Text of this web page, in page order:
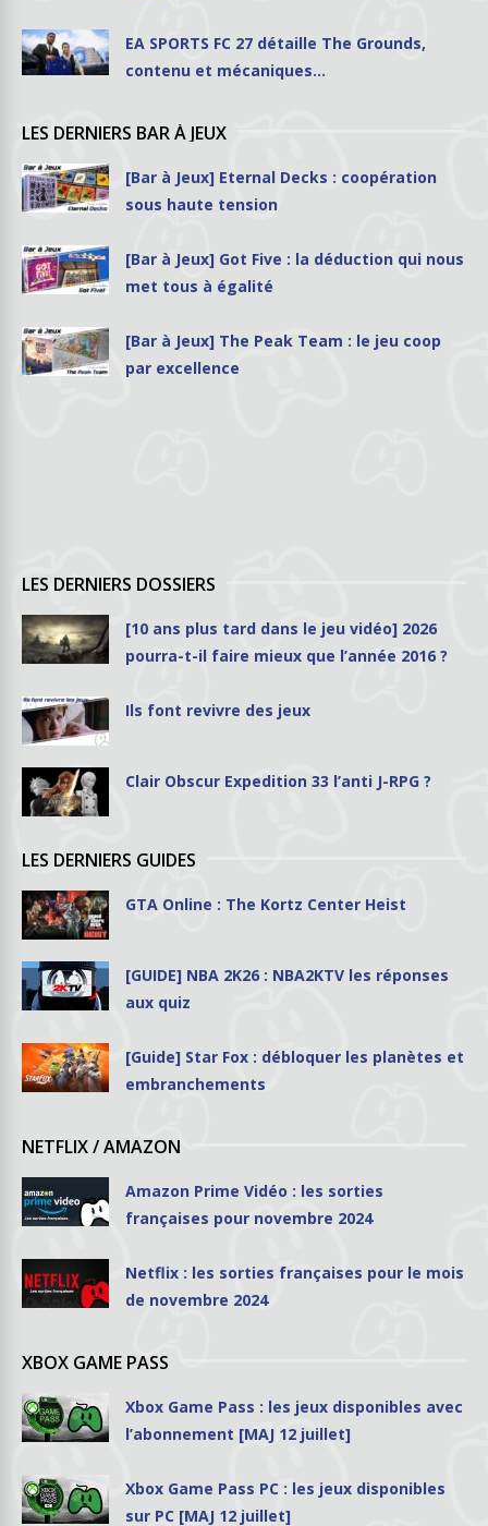
EA SPORTS FC 27 détaille The Grounds,
contenu et mécaniques…
LES DERNIERS BAR À JEUX
[Bar à Jeux] Eternal Decks : coopération
sous haute tension
[Bar à Jeux] Got Five : la déduction qui nous
met tous à égalité
[Bar à Jeux] The Peak Team : le jeu coop
par excellence
LES DERNIERS DOSSIERS
[10 ans plus tard dans le jeu vidéo] 2026
pourra-t-il faire mieux que l’année 2016 ?
Ils font revivre des jeux
Clair Obscur Expedition 33 l’anti J-RPG ?
LES DERNIERS GUIDES
GTA Online : The Kortz Center Heist
[GUIDE] NBA 2K26 : NBA2KTV les réponses
aux quiz
[Guide] Star Fox : débloquer les planètes et
embranchements
NETFLIX / AMAZON
Amazon Prime Vidéo : les sorties
françaises pour novembre 2024
Netflix : les sorties françaises pour le mois
de novembre 2024
XBOX GAME PASS
Xbox Game Pass : les jeux disponibles avec
l’abonnement [MAJ 12 juillet]
Xbox Game Pass PC : les jeux disponibles
sur PC [MAJ 12 juillet]